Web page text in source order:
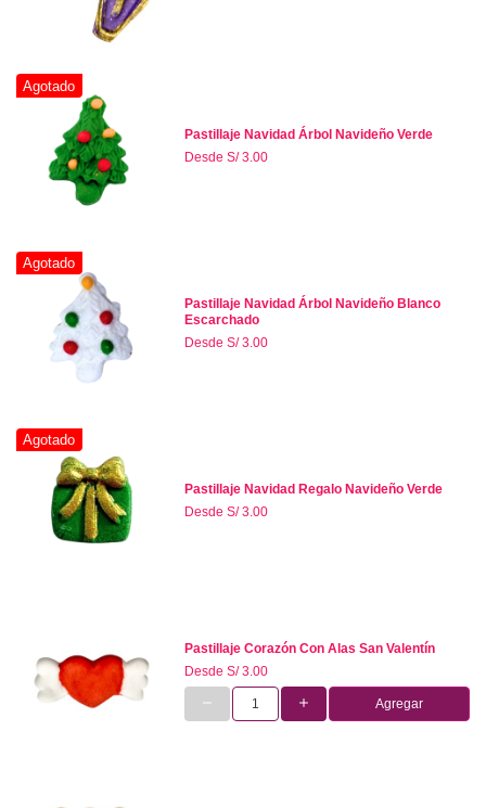
Agotado
Pastillaje Navidad Árbol Navideño Verde
DesdeS/ 3.00
Agotado
Pastillaje Navidad Árbol Navideño Blanco
Escarchado
DesdeS/ 3.00
Agotado
Pastillaje Navidad Regalo Navideño Verde
DesdeS/ 3.00
Pastillaje Corazón Con Alas San Valentín
DesdeS/ 3.00
Agregar